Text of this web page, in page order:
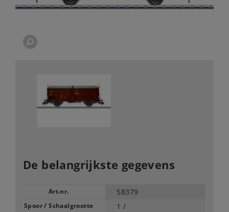
De belangrijkste gegevens
Art.nr. 58379
Spoor / Schaalgrootte 1 /